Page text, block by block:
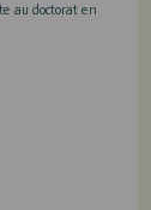
au doctorat en